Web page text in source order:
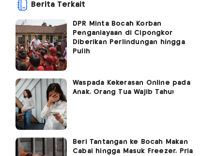
Berita Terkait
DPR Minta Bocah Korban
Penganiayaan di Cipongkor
Diberikan Perlindungan hingga
Pulih
Waspada Kekerasan Online pada
Anak, Orang Tua Wajib Tahu!
Beri Tantangan ke Bocah Makan
Cabai hingga Masuk Freezer, Pria